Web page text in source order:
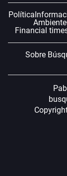
Política
Ambiente
Financial
Sobre